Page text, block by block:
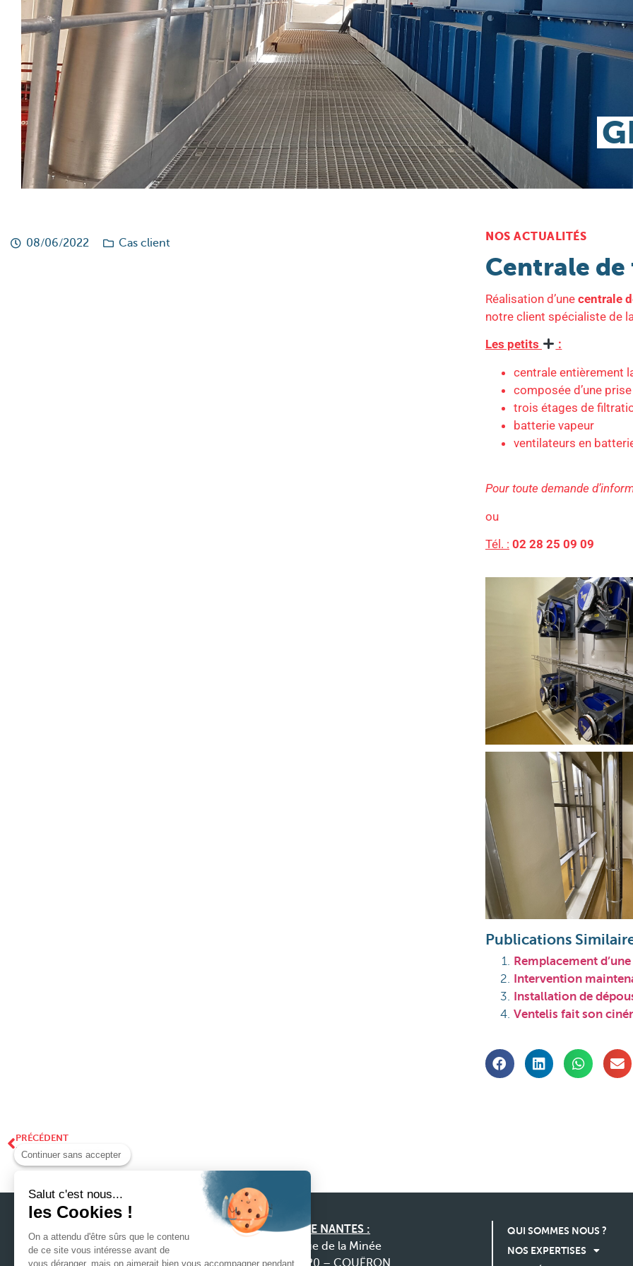
08/06/2022 Cas client NOS ACTUALITÉS
Centrale
Réalisation d’une centrale
notre client spécialiste de
Les petits
:
centrale entièrement
composée d’une prise
trois étages de
batterie vapeur
ventilateurs en
Pour toute demande
ou
Tél. : 02 28 25 09 09
Publications
Remplacement
Intervention
Installation de
Ventelis fait son
PRÉCÉDENT
Installation clé en main
SIEGE NANTES :
31 rue de la Minée
44220 – COUËRON
QUI SOMMES NOUS ?
NOS EXPERTISES
Continuer sans accepter
Salut c'est nous...
les Cookies !
On a attendu d'être sûrs que le contenu
de ce site vous intéresse avant de
vous déranger, mais on aimerait bien vous accompagner pendant